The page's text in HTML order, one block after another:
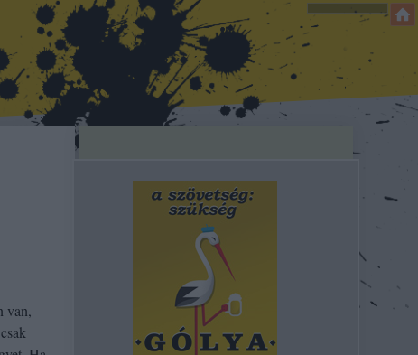
van,